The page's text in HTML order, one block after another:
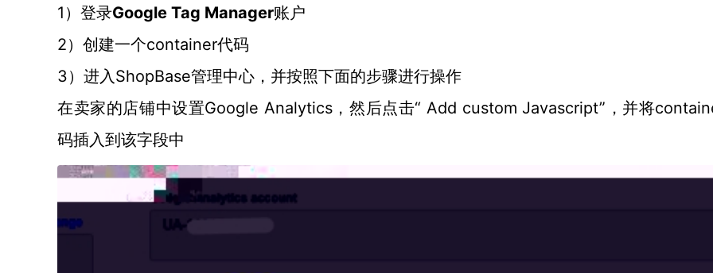
1）登录Google Tag Manager账户
2）创建一个container代码
3）进入ShopBase管理中心，并按照下面的步骤进行操作
在卖家的店铺中设置Google Analytics，然后点击“ Add custom Javascript”，并将
码插入到该字段中